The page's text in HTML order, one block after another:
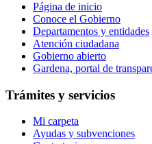
Página de inicio
Conoce el Gobierno
Departamentos y entidades
Atención ciudadana
Gobierno abierto
Gardena, portal de
Trámites y servicios
Mi carpeta
Ayudas y subvenciones